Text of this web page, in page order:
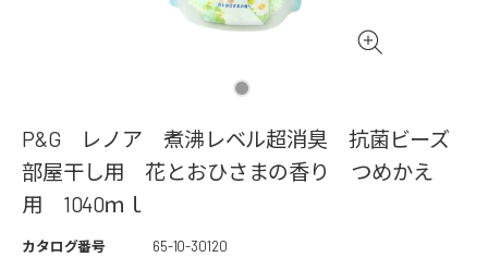
P&G レノア 煮沸レベル超消臭 抗菌ビーズ
部屋干し用 花とおひさまの香り つめかえ
用 1040ｍｌ
カタログ番号
65-10-30120